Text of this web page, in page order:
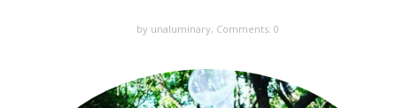
by unaluminary, Comments: 0